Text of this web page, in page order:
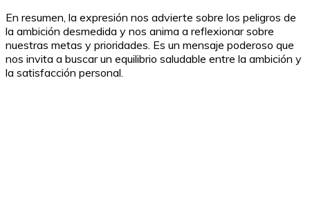
En resumen, la expresión nos advierte sobre los peligros de
la ambición desmedida y nos anima a reflexionar sobre
nuestras metas y prioridades. Es un mensaje poderoso que
nos invita a buscar un equilibrio saludable entre la ambición y
la satisfacción personal.